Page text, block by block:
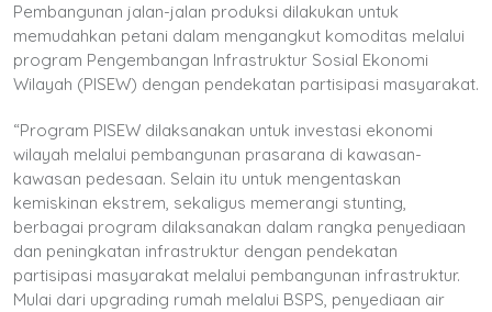
Pembangunan jalan-jalan produksi dilakukan untuk
memudahkan petani dalam mengangkut komoditas melalui
program Pengembangan Infrastruktur Sosial Ekonomi
Wilayah (PISEW) dengan pendekatan partisipasi masyarakat.
“Program PISEW dilaksanakan untuk investasi ekonomi
wilayah melalui pembangunan prasarana di kawasan-
kawasan pedesaan. Selain itu untuk mengentaskan
kemiskinan ekstrem, sekaligus memerangi stunting,
berbagai program dilaksanakan dalam rangka penyediaan
dan peningkatan infrastruktur dengan pendekatan
partisipasi masyarakat melalui pembangunan infrastruktur.
Mulai dari upgrading rumah melalui BSPS, penyediaan air